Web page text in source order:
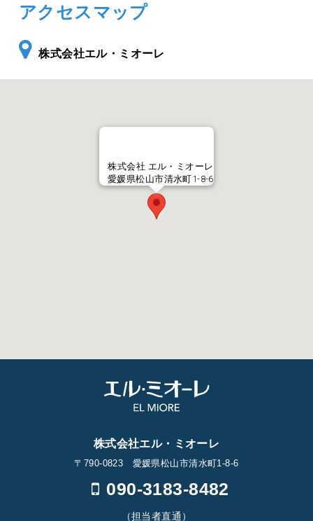
アクセスマップ
株式会社エル・ミオーレ
株式会社 エル・ミオーレ
愛媛県松山市清水町1-8-6
株式会社エル・ミオーレ
〒790-0823 愛媛県松山市清水町1-8-6
090-3183-8482
（担当者直通）